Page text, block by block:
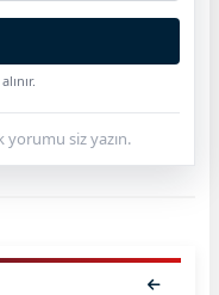
yorumu siz yazın.